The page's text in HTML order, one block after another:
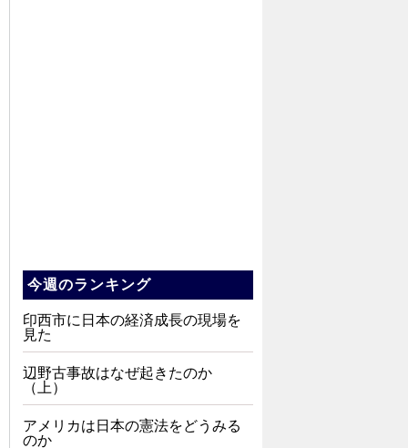
今週のランキング
印西市に日本の経済成長の現場を
見た
辺野古事故はなぜ起きたのか
（上）
アメリカは日本の憲法をどうみる
のか